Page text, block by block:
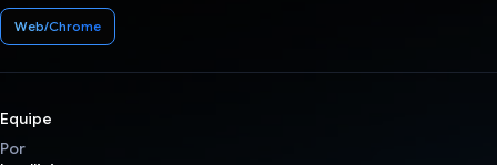
Web/Chrome
Equipe
Por